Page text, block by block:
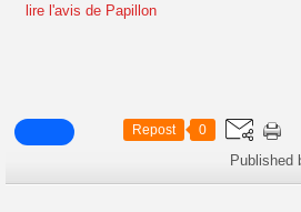
lire l'avis de Papillon
Repost 0
Published